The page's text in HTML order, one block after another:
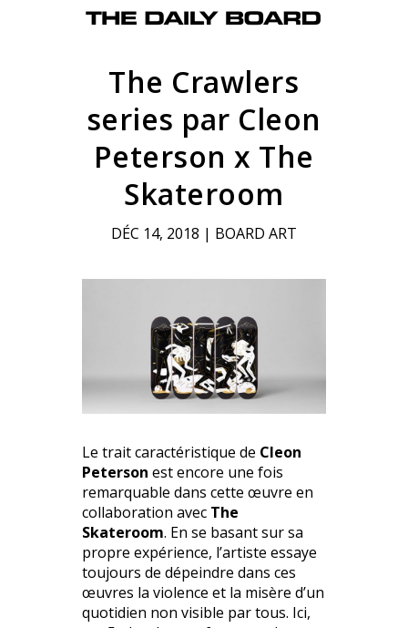
The Crawlers
series par Cleon
Peterson x The
Skateroom
DÉC 14, 2018 | BOARD ART
Le trait caractéristique de Cleon
Peterson est encore une fois
remarquable dans cette œuvre en
collaboration avec The
Skateroom. En se basant sur sa
propre expérience, l’artiste essaye
toujours de dépeindre dans ces
œuvres la violence et la misère d’un
quotidien non visible par tous. Ici,